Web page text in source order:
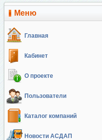
Меню
Главная
Кабинет
О проекте
Пользователи
Каталог компаний
Новости АСДАП